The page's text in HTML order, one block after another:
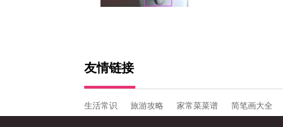
友情链接
生活常识 旅游攻略 家常菜菜谱 简笔画大全